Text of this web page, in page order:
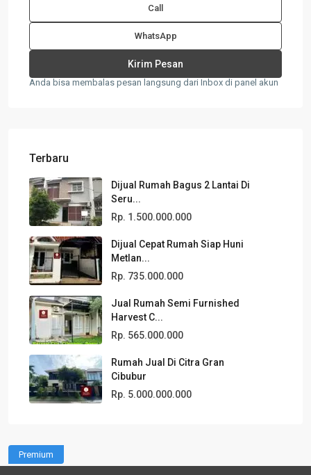
Call
WhatsApp
Anda bisa membalas pesan langsung dari Inbox di panel akun
Terbaru
Dijual Rumah Bagus 2 Lantai Di
Seru...
Rp. 1.500.000.000
Dijual Cepat Rumah Siap Huni
Metlan...
Rp. 735.000.000
Jual Rumah Semi Furnished
Harvest C...
Rp. 565.000.000
Rumah Jual Di Citra Gran
Cibubur
Rp. 5.000.000.000
Premium